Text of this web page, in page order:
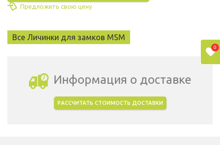
Предложить свою цену
Все Личинки для замков MSM
Информация о доставке
РАССЧИТАТЬ СТОИМОСТЬ ДОСТАВКИ
0